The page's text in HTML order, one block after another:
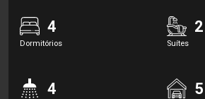
4
Dormitórios
2
Suítes
4 5